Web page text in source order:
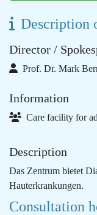
Description
Director /
Prof. Dr. Mark
Information
Care facility for
Description
Das Zentrum bietet
Hauterkrankungen.
Consultation